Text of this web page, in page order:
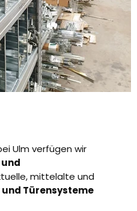
Ulm verfügen wir
mittelalte und
Türensysteme